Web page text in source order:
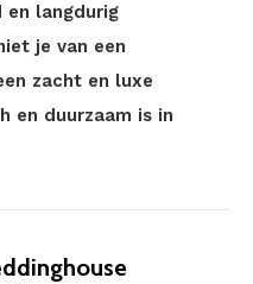
en langdurig
je van een
zacht en luxe
en duurzaam is in